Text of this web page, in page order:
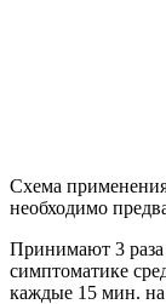
Схема применения
необходимо
Принимают 3
симптоматике
каждые 15 мин.